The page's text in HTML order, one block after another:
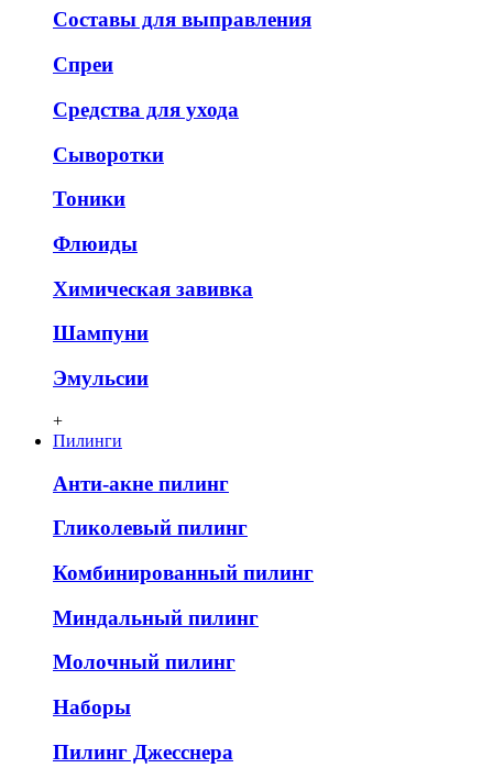
Составы для выправления
Спреи
Средства для ухода
Сыворотки
Тоники
Флюиды
Химическая завивка
Шампуни
Эмульсии
+
Пилинги
Анти-акне пилинг
Гликолевый пилинг
Комбинированный пилинг
Миндальный пилинг
Молочный пилинг
Наборы
Пилинг Джесснера